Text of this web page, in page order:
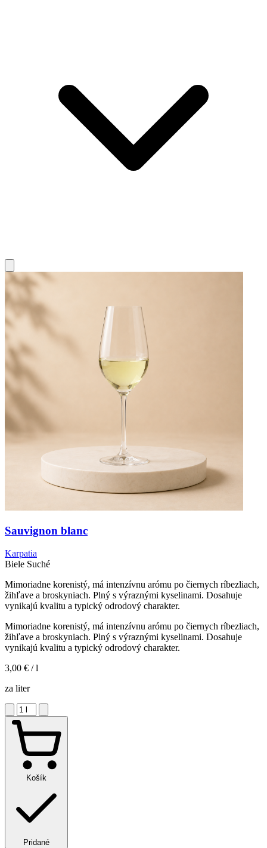
Sauvignon blanc
Karpatia
Biele Suché
Mimoriadne korenistý, má intenzívnu arómu po čiernych ríbezliach,
žihľave a broskyniach. Plný s výraznými kyselinami. Dosahuje
vynikajú kvalitu a typický odrodový charakter.
Mimoriadne korenistý, má intenzívnu arómu po čiernych ríbezliach,
žihľave a broskyniach. Plný s výraznými kyselinami. Dosahuje
vynikajú kvalitu a typický odrodový charakter.
3,00 € / l
za liter
Košík
Pridané